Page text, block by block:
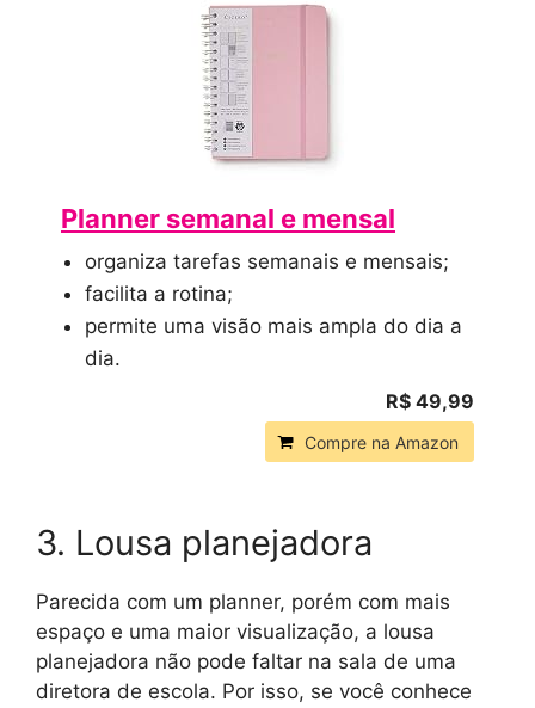
Planner semanal e mensal
organiza tarefas semanais e mensais;
facilita a rotina;
permite uma visão mais ampla do dia a
dia.
R$ 49,99
Compre na Amazon
3. Lousa planejadora
Parecida com um planner, porém com mais
espaço e uma maior visualização, a lousa
planejadora não pode faltar na sala de uma
diretora de escola. Por isso, se você conhece